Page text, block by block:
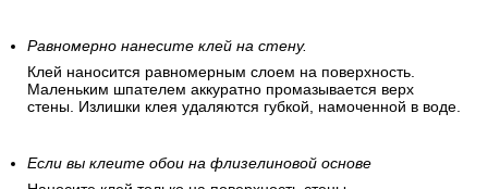
Равномерно нанесите клей на стену.
Клей наносится равномерным слоем на поверхность.
Маленьким шпателем аккуратно промазывается верх
стены. Излишки клея удаляются губкой, намоченной в воде.
Если вы клеите обои на флизелиновой основе